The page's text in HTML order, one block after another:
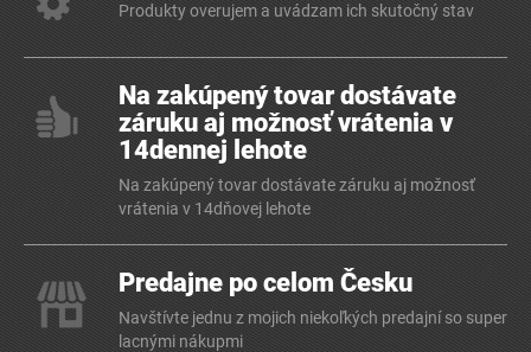
Produkty overujem a uvádzam ich skutočný stav
Na zakúpený tovar dostávate
záruku aj možnosť vrátenia v
14dennej lehote
Na zakúpený tovar dostávate záruku aj možnosť
vrátenia v 14dňovej lehote
Predajne po celom Česku
Navštívte jednu z mojich niekoľkých predajní so super
lacnými nákupmi